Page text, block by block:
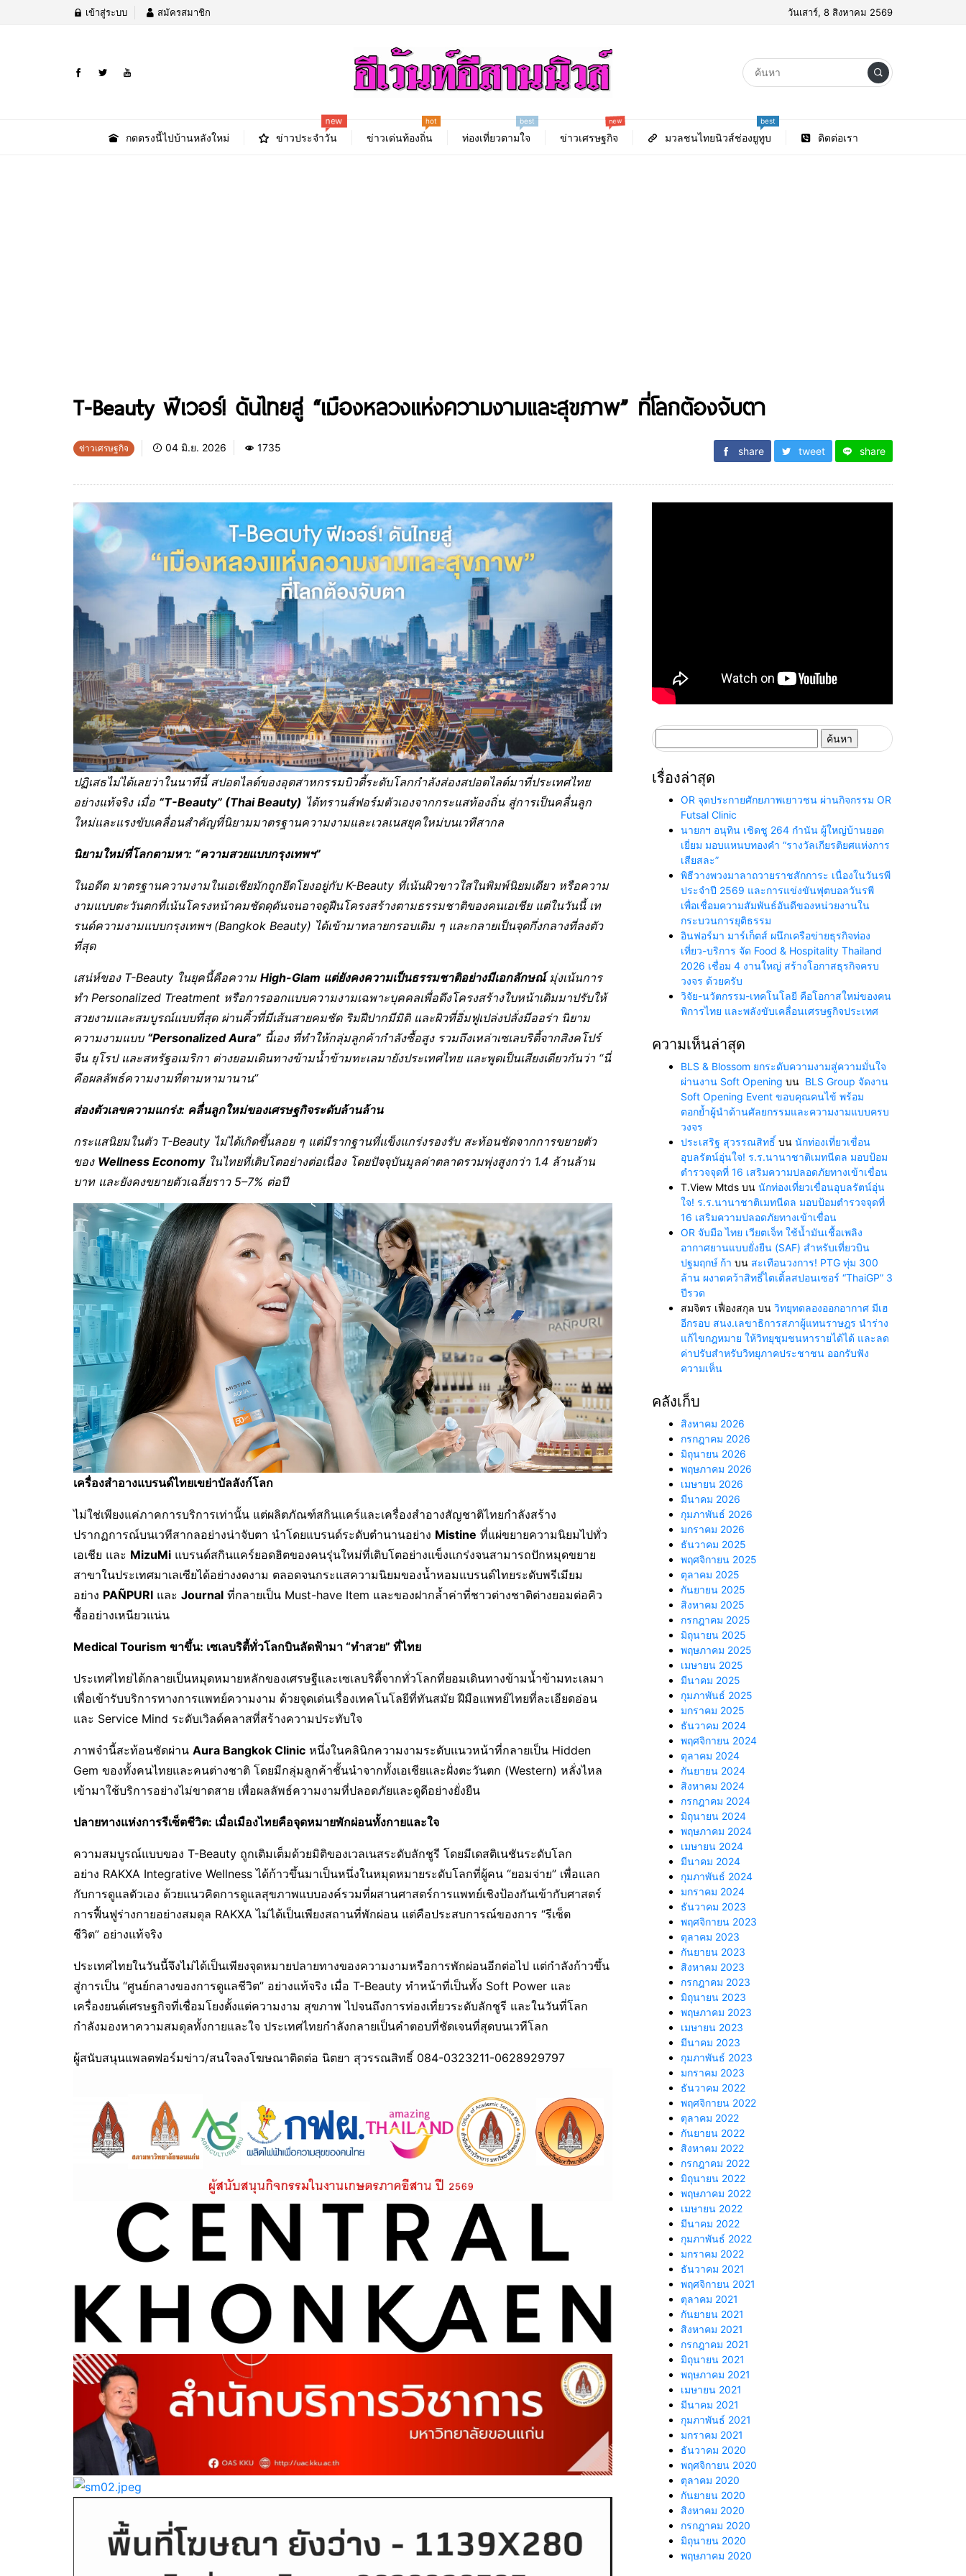
เข้าสู่ระบบ สมัครสมาชิก วันเสาร์, 8 สิงหาคม 2569
กดตรงนี้ไปบ้านหลังใหม่ ข่าวประจำวัน
new
ข่าวเด่นท้องถิ่น ท่องเที่ยวตามใจ
best
ข่าวเศรษฐกิจ
new
มวลชนไทยนิวส์ช่องยูทูบ ติดต่อเรา
T-Beauty ฟีเวอร์! ดันไทยสู่ “เมืองหลวงแห่งความงามและสุขภาพ” ที่โลกต้องจับตา
ข่าวเศรษฐกิจ 04 มิ.ย. 2026 1735 share tweet share
ปฏิเสธไม่ได้เลยว่าในนาทีนี้ สปอตไลต์ของอุตสาหกรรมบิวตี้ระดับโลกกำลังส่องสปอตไลต์มาที่ประเทศไทย
อย่างแท้จริง เมื่อ “T-Beauty” (Thai Beauty) ได้ทรานส์ฟอร์มตัวเองจากกระแสท้องถิ่น สู่การเป็นคลื่นลูก
ใหม่และแรงขับเคลื่อนสำคัญที่นิยามมาตรฐานความงามและเวลเนสยุคใหม่บนเวทีสากล
นิยามใหม่ที่โลกตามหา: “ความสวยแบบกรุงเทพฯ”
ในอดีต มาตรฐานความงามในเอเชียมักถูกยึดโยงอยู่กับK-Beauty ที่เน้นผิวขาวใสในพิมพ์นิยมเดียว หรือความ
งามแบบตะวันตกที่เน้นโครงหน้าคมชัดดุดันจนอาจดูฝืนโครงสร้างตามธรรมชาติของคนเอเชีย แต่ในวันนี้ เท
รนด์ความงามแบบกรุงเทพฯ (Bangkok Beauty) ได้เข้ามาทลายกรอบเดิม ๆ และกลายเป็นจุดกึ่งกลางที่ลงตัว
ที่สุด
เสน่ห์ของ T-Beauty ในยุคนี้คือความ High-Glam แต่ยังคงความเป็นธรรมชาติอย่างมีเอกลักษณ์มุ่งเน้นการ
ทำ Personalized Treatment หรือการออกแบบความงามเฉพาะบุคคลเพื่อดึงโครงสร้างใบหน้าเดิมมาปรับให้
สวยงามและสมบูรณ์แบบที่สุด ผ่านคิ้วที่มีเส้นสายคมชัด ริมฝีปากมีมิติ และผิวที่อิ่มฟูเปล่งปลั่งมีออร่า นิยาม
ความงามแบบ “Personalized Aura” นี้เอง ที่ทำให้กลุ่มลูกค้ากำลังซื้อสูง รวมถึงเหล่าเซเลบริตี้จากสิงคโปร์
จีน ยุโรป และสหรัฐอเมริกา ต่างยอมเดินทางข้ามน้ำข้ามทะเลมายังประเทศไทย และพูดเป็นเสียงเดียวกันว่า “นี่
คือผลลัพธ์ความงามที่ตามหามานาน”
ส่องตัวเลขความแกร่ง: คลื่นลูกใหม่ของเศรษฐกิจระดับล้านล้าน
กระแสนิยมในตัว T-Beauty ไม่ได้เกิดขึ้นลอย ๆ แต่มีรากฐานที่แข็งแกร่งรองรับ สะท้อนชัดจากการขยายตัว
ของ Wellness Economyในไทยที่เติบโตอย่างต่อเนื่อง โดยปัจจุบันมูลค่าตลาดรวมพุ่งสูงกว่า 1.4 ล้านล้าน
บาท และยังคงขยายตัวเฉลี่ยราว 5–7% ต่อปี
เครื่องสำอางแบรนด์ไทยเขย่าบัลลังก์โลก
ไม่ใช่เพียงแค่ภาคการบริการเท่านั้น แต่ผลิตภัณฑ์สกินแคร์และเครื่องสำอางสัญชาติไทยกำลังสร้าง
ปรากฏการณ์บนเวทีสากลอย่างน่าจับตา นำโดยแบรนด์ระดับตำนานอย่าง Mistine ที่แผ่ขยายความนิยมไปทั่ว
เอเชีย และ MizuMi แบรนด์สกินแคร์ยอดฮิตของคนรุ่นใหม่ที่เติบโตอย่างแข็งแกร่งจนสามารถปักหมุดขยาย
สาขาในประเทศมาเลเซียได้อย่างงดงาม ตลอดจนกระแสความนิยมของน้ำหอมแบรนด์ไทยระดับพรีเมียม
อย่าง PAÑPURI และ Journal ที่กลายเป็น Must-have Item และของฝากล้ำค่าที่ชาวต่างชาติต่างยอมต่อคิว
ซื้ออย่างเหนียวแน่น
Medical Tourism ขาขึ้น: เซเลบริตี้ทั่วโลกบินลัดฟ้ามา “ทำสวย” ที่ไทย
ประเทศไทยได้กลายเป็นหมุดหมายหลักของเศรษฐีและเซเลบริตี้จากทั่วโลกที่ยอมเดินทางข้ามน้ำข้ามทะเลมา
เพื่อเข้ารับบริการทางการแพทย์ความงาม ด้วยจุดเด่นเรื่องเทคโนโลยีที่ทันสมัย ฝีมือแพทย์ไทยที่ละเอียดอ่อน
และ Service Mind ระดับเวิลด์คลาสที่สร้างความประทับใจ
ภาพจำนี้สะท้อนชัดผ่าน Aura Bangkok Clinic หนึ่งในคลินิกความงามระดับแนวหน้าที่กลายเป็น Hidden
Gem ของทั้งคนไทยและคนต่างชาติ โดยมีกลุ่มลูกค้าชั้นนำจากทั้งเอเชียและฝั่งตะวันตก (Western) หลั่งไหล
เข้ามาใช้บริการอย่างไม่ขาดสาย เพื่อผลลัพธ์ความงามที่ปลอดภัยและดูดีอย่างยั่งยืน
ปลายทางแห่งการรีเซ็ตชีวิต: เมื่อเมืองไทยคือจุดหมายพักผ่อนทั้งกายและใจ
ความสมบูรณ์แบบของ T-Beauty ถูกเติมเต็มด้วยมิติของเวลเนสระดับลักชูรี โดยมีเดสติเนชันระดับโลก
อย่าง RAKXA Integrative Wellness ได้ก้าวขึ้นมาเป็นหนึ่งในหมุดหมายระดับโลกที่ผู้คน “ยอมจ่าย” เพื่อแลก
กับการดูแลตัวเอง ด้วยแนวคิดการดูแลสุขภาพแบบองค์รวมที่ผสานศาสตร์การแพทย์เชิงป้องกันเข้ากับศาสตร์
การฟื้นฟูร่างกายอย่างสมดุล RAKXA ไม่ได้เป็นเพียงสถานที่พักผ่อน แต่คือประสบการณ์ของการ “รีเซ็ต
ชีวิต” อย่างแท้จริง
ประเทศไทยในวันนี้จึงไม่ได้เป็นเพียงจุดหมายปลายทางของความงามหรือการพักผ่อนอีกต่อไป แต่กำลังก้าวขึ้น
สู่การเป็น “ศูนย์กลางของการดูแลชีวิต” อย่างแท้จริง เมื่อ T-Beauty ทำหน้าที่เป็นทั้ง Soft Power และ
เครื่องยนต์เศรษฐกิจที่เชื่อมโยงตั้งแต่ความงาม สุขภาพ ไปจนถึงการท่องเที่ยวระดับลักชูรี และในวันที่โลก
กำลังมองหาความสมดุลทั้งกายและใจ ประเทศไทยกำลังกลายเป็นคำตอบที่ชัดเจนที่สุดบนเวทีโลก
ผู้สนับสนุนแพลตฟอร์มข่าว/สนใจลงโฆษณาติดต่อ นิตยา สุวรรณสิทธิ์ 084-0323211-0628929797
สำหรับ:
เรื่องล่าสุด
OR จุดประกายศักยภาพเยาวชน ผ่านกิจกรรม OR
Futsal Clinic
นายกฯ อนุทิน เชิดชู 264 กำนัน ผู้ใหญ่บ้านยอด
เยี่ยม มอบแหนบทองคำ “รางวัลเกียรติยศแห่งการ
เสียสละ”
พิธีวางพวงมาลาถวายราชสักการะ เนื่องในวันรพี
ประจำปี 2569 และการแข่งขันฟุตบอลวันรพี
เพื่อเชื่อมความสัมพันธ์อันดีของหน่วยงานใน
กระบวนการยุติธรรม
อินฟอร์มา มาร์เก็ตส์ ผนึกเครือข่ายธุรกิจท่อง
เที่ยว-บริการ จัด Food & Hospitality Thailand
2026 เชื่อม 4 งานใหญ่ สร้างโอกาสธุรกิจครบ
วงจร ด้วยครับ
วิจัย-นวัตกรรม-เทคโนโลยี คือโอกาสใหม่ของคน
พิการไทย และพลังขับเคลื่อนเศรษฐกิจประเทศ
ความเห็นล่าสุด
BLS & Blossom ยกระดับความงามสู่ความมั่นใจ
ผ่านงาน Soft Opening บน BLS Group จัดงาน
Soft Opening Event ขอบคุณคนไข้ พร้อม
ตอกย้ำผู้นำด้านศัลยกรรมและความงามแบบครบ
วงจร
ประเสริฐ สุวรรณสิทธิ์ บน นักท่องเที่ยวเขื่อน
อุบลรัตน์อุ่นใจ! ร.ร.นานาชาติเมทนีดล มอบป้อม
ตำรวจจุดที่ 16 เสริมความปลอดภัยทางเข้าเขื่อน
T.View Mtds บน นักท่องเที่ยวเขื่อนอุบลรัตน์อุ่น
ใจ! ร.ร.นานาชาติเมทนีดล มอบป้อมตำรวจจุดที่
16 เสริมความปลอดภัยทางเข้าเขื่อน
OR จับมือ ไทย เวียตเจ็ท ใช้น้ำมันเชื้อเพลิง
อากาศยานแบบยั่งยืน (SAF) สำหรับเที่ยวบิน
ปฐมฤกษ์ ก้า บน สะเทือนวงการ! PTG ทุ่ม 300
ล้าน ผงาดคว้าสิทธิ์ไตเติ้ลสปอนเซอร์ “ThaiGP” 3
ปีรวด
สมจิตร เฟื่องสกุล บน วิทยุทดลองออกอากาศ มีเฮ
อีกรอบ สนง.เลขาธิการสภาผู้แทนราษฎร นำร่าง
แก้ไขกฎหมาย ให้วิทยุชุมชนหารายได้ได้ และลด
ค่าปรับสำหรับวิทยุภาคประชาชน ออกรับฟัง
ความเห็น
คลังเก็บ
สิงหาคม 2026
กรกฎาคม 2026
มิถุนายน 2026
พฤษภาคม 2026
เมษายน 2026
มีนาคม 2026
กุมภาพันธ์ 2026
มกราคม 2026
ธันวาคม 2025
พฤศจิกายน 2025
ตุลาคม 2025
กันยายน 2025
สิงหาคม 2025
กรกฎาคม 2025
มิถุนายน 2025
พฤษภาคม 2025
เมษายน 2025
มีนาคม 2025
กุมภาพันธ์ 2025
มกราคม 2025
ธันวาคม 2024
พฤศจิกายน 2024
ตุลาคม 2024
กันยายน 2024
สิงหาคม 2024
กรกฎาคม 2024
มิถุนายน 2024
พฤษภาคม 2024
เมษายน 2024
มีนาคม 2024
กุมภาพันธ์ 2024
มกราคม 2024
ธันวาคม 2023
พฤศจิกายน 2023
ตุลาคม 2023
กันยายน 2023
สิงหาคม 2023
กรกฎาคม 2023
มิถุนายน 2023
พฤษภาคม 2023
เมษายน 2023
มีนาคม 2023
กุมภาพันธ์ 2023
มกราคม 2023
ธันวาคม 2022
พฤศจิกายน 2022
ตุลาคม 2022
กันยายน 2022
สิงหาคม 2022
กรกฎาคม 2022
มิถุนายน 2022
พฤษภาคม 2022
เมษายน 2022
มีนาคม 2022
กุมภาพันธ์ 2022
มกราคม 2022
ธันวาคม 2021
พฤศจิกายน 2021
ตุลาคม 2021
กันยายน 2021
สิงหาคม 2021
กรกฎาคม 2021
มิถุนายน 2021
พฤษภาคม 2021
เมษายน 2021
มีนาคม 2021
กุมภาพันธ์ 2021
มกราคม 2021
ธันวาคม 2020
พฤศจิกายน 2020
ตุลาคม 2020
กันยายน 2020
สิงหาคม 2020
กรกฎาคม 2020
มิถุนายน 2020
พฤษภาคม 2020